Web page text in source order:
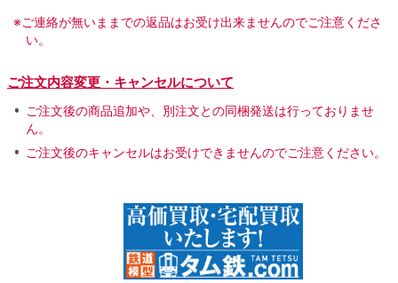
※ご連絡が無いままでの返品はお受け出来ませんのでご注意くださ
い。
ご注文内容変更・キャンセルについて
ご注文後の商品追加や、別注文との同梱発送は行っておりませ
ん。
ご注文後のキャンセルはお受けできませんのでご注意ください。